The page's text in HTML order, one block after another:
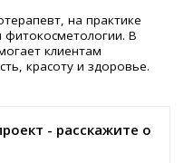
на практике
В
клиентам
красоту и здоровье.
- расскажите о